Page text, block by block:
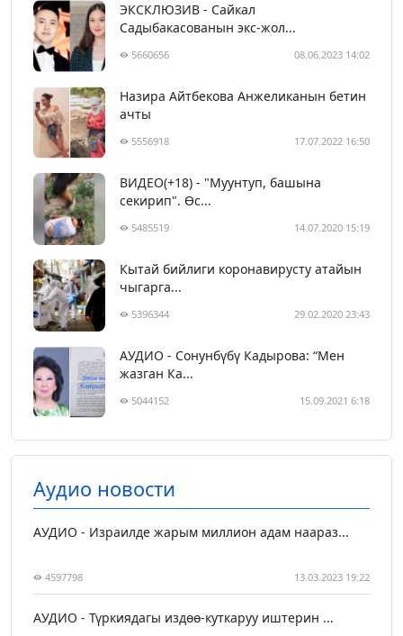
ЭКСКЛЮЗИВ - Сайкал
Садыбакасованын экс-жол...
5660656 08.06.2023 14:02
Назира Айтбекова Анжеликанын бетин
ачты
5556918 17.07.2022 16:50
ВИДЕО(+18) - "Муунтуп, башына
секирип". Өс...
5485519 14.07.2020 15:19
Кытай бийлиги коронавирусту атайын
чыгарга...
5396344 29.02.2020 23:43
АУДИО - Сонунбүбү Кадырова: “Мен
жазган Ка...
5044152 15.09.2021 6:18
Аудио новости
АУДИО - Израилде жарым миллион адам наараз...
4597798 13.03.2023 19:22
АУДИО - Түркиядагы издөө-куткаруу иштерин ...